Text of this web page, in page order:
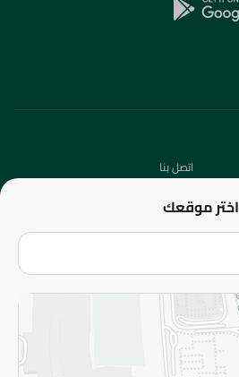
اختر موقعك
اتصل بنا
الفروع
سياسة الاستخدام